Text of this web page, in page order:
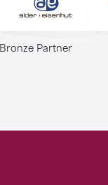
Bronze Partner